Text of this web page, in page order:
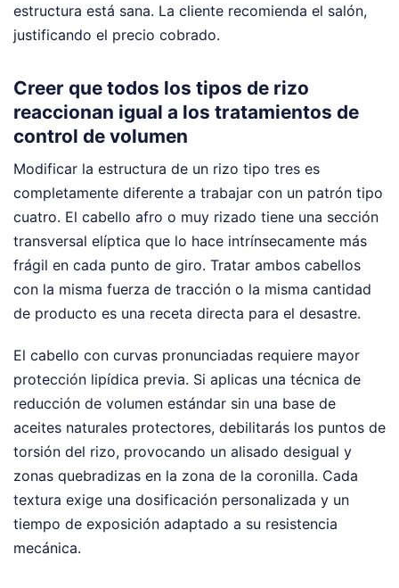
estructura está sana. La cliente recomienda el salón,
justificando el precio cobrado.
Creer que todos los tipos de rizo
reaccionan igual a los tratamientos de
control de volumen
Modificar la estructura de un rizo tipo tres es
completamente diferente a trabajar con un patrón tipo
cuatro. El cabello afro o muy rizado tiene una sección
transversal elíptica que lo hace intrínsecamente más
frágil en cada punto de giro. Tratar ambos cabellos
con la misma fuerza de tracción o la misma cantidad
de producto es una receta directa para el desastre.
El cabello con curvas pronunciadas requiere mayor
protección lipídica previa. Si aplicas una técnica de
reducción de volumen estándar sin una base de
aceites naturales protectores, debilitarás los puntos de
torsión del rizo, provocando un alisado desigual y
zonas quebradizas en la zona de la coronilla. Cada
textura exige una dosificación personalizada y un
tiempo de exposición adaptado a su resistencia
mecánica.